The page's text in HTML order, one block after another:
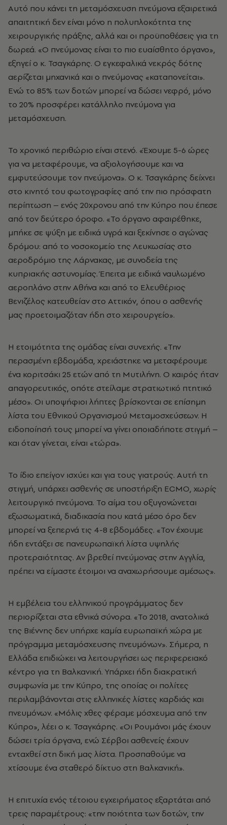
Αυτό που κάνει τη μεταμόσχευση πνεύμονα εξαιρετικά
απαιτητική δεν είναι μόνο η πολυπλοκότητα της
χειρουργικής πράξης, αλλά και οι προϋποθέσεις για τη
δωρεά. «Ο πνεύμονας είναι το πιο ευαίσθητο όργανο»,
εξηγεί ο κ. Τσαγκάρης. Ο εγκεφαλικά νεκρός δότης
αερίζεται μηχανικά και ο πνεύμονας «καταπονείται».
Ενώ το 85% των δοτών μπορεί να δώσει νεφρό, μόνο
το 20% προσφέρει κατάλληλο πνεύμονα για
μεταμόσχευση.
Το χρονικό περιθώριο είναι στενό. «Έχουμε 5-6 ώρες
για να μεταφέρουμε, να αξιολογήσουμε και να
εμφυτεύσουμε τον πνεύμονα». Ο κ. Τσαγκάρης δείχνει
στο κινητό του φωτογραφίες από την πιο πρόσφατη
περίπτωση – ενός 20χρονου από την Κύπρο που έπεσε
από τον δεύτερο όροφο. «Το όργανο αφαιρέθηκε,
μπήκε σε ψύξη με ειδικά υγρά και ξεκίνησε ο αγώνας
δρόμου: από το νοσοκομείο της Λευκωσίας στο
αεροδρόμιο της Λάρνακας, με συνοδεία της
κυπριακής αστυνομίας. Έπειτα με ειδικά ναυλωμένο
αεροπλάνο στην Αθήνα και από το Ελευθέριος
Βενιζέλος κατευθείαν στο Αττικόν, όπου ο ασθενής
μας προετοιμαζόταν ήδη στο χειρουργείο».
Η ετοιμότητα της ομάδας είναι συνεχής. «Την
περασμένη εβδομάδα, χρειάστηκε να μεταφέρουμε
ένα κοριτσάκι 25 ετών από τη Μυτιλήνη. Ο καιρός ήταν
απαγορευτικός, οπότε στείλαμε στρατιωτικό πτητικό
μέσο». Οι υποψήφιοι λήπτες βρίσκονται σε επίσημη
λίστα του Εθνικού Οργανισμού Μεταμοσχεύσεων. Η
ειδοποίησή τους μπορεί να γίνει οποιαδήποτε στιγμή –
και όταν γίνεται, είναι «τώρα».
Το ίδιο επείγον ισχύει και για τους γιατρούς. Αυτή τη
στιγμή, υπάρχει ασθενής σε υποστήριξη ECMO, χωρίς
λειτουργικό πνεύμονα. Το αίμα του οξυγονώνεται
εξωσωματικά, διαδικασία που κατά μέσο όρο δεν
μπορεί να ξεπερνά τις 4-8 εβδομάδες. «Τον έχουμε
ήδη εντάξει σε πανευρωπαϊκή λίστα υψηλής
προτεραιότητας. Αν βρεθεί πνεύμονας στην Αγγλία,
πρέπει να είμαστε έτοιμοι να αναχωρήσουμε αμέσως».
Η εμβέλεια του ελληνικού προγράμματος δεν
περιορίζεται στα εθνικά σύνορα. «Το 2018, ανατολικά
της Βιέννης δεν υπήρχε καμία ευρωπαϊκή χώρα με
πρόγραμμα μεταμόσχευσης πνευμόνων». Σήμερα, η
Ελλάδα επιδιώκει να λειτουργήσει ως περιφερειακό
κέντρο για τη Βαλκανική. Υπάρχει ήδη διακρατική
συμφωνία με την Κύπρο, της οποίας οι πολίτες
περιλαμβάνονται στις ελληνικές λίστες καρδιάς και
πνευμόνων. «Μόλις χθες φέραμε μόσχευμα από την
Κύπρο», λέει ο κ. Τσαγκάρης. «Οι Ρουμάνοι μάς έχουν
δώσει τρία όργανα, ενώ Σέρβοι ασθενείς έχουν
ενταχθεί στη δική μας λίστα. Προσπαθούμε να
χτίσουμε ένα σταθερό δίκτυο στη Βαλκανική».
Η επιτυχία ενός τέτοιου εγχειρήματος εξαρτάται από
τρεις παραμέτρους: «την ποιότητα των δοτών, την